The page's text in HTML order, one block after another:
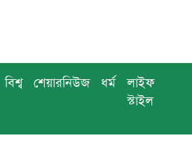
বিশ্ব শেয়ারনিউজ ধর্ম
লাইফ
স্টাইল